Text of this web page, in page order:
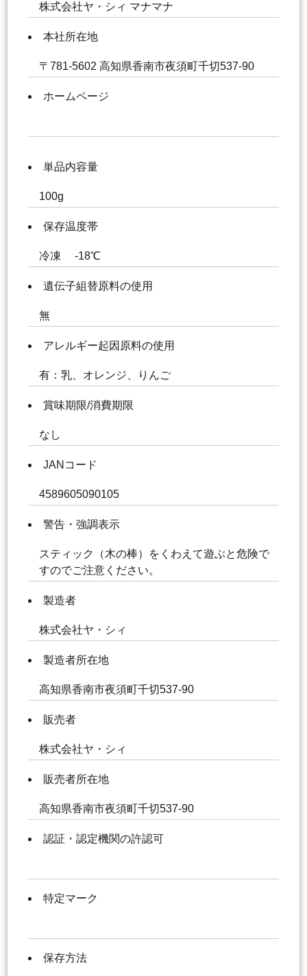
株式会社ヤ・シィ マナマナ
本社所在地
〒781-5602 高知県香南市夜須町千切537-90
ホームページ
単品内容量
100g
保存温度帯
冷凍 -18℃
遺伝子組替原料の使用
無
アレルギー起因原料の使用
有：乳、オレンジ、りんご
賞味期限/消費期限
なし
JANコード
4589605090105
警告・強調表示
スティック（木の棒）をくわえて遊ぶと危険で
すのでご注意ください。
製造者
株式会社ヤ・シィ
製造者所在地
高知県香南市夜須町千切537-90
販売者
株式会社ヤ・シィ
販売者所在地
高知県香南市夜須町千切537-90
認証・認定機関の許認可
特定マーク
保存方法